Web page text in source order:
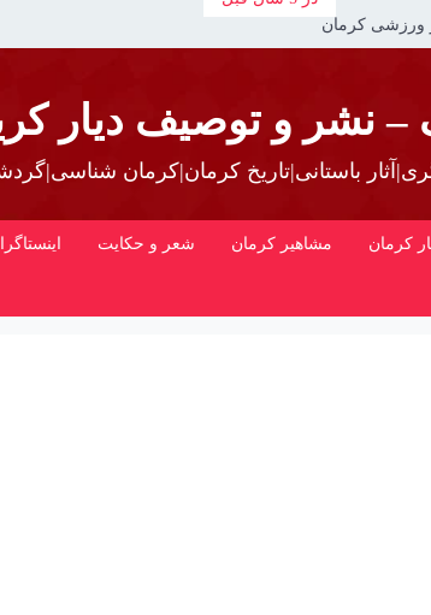
ورزشی کرمان
– نشر و توصیف دیار
باستانی|تاریخ کرمان|کرمان
کرمان مشاهیر کرمان شعر و حکایت